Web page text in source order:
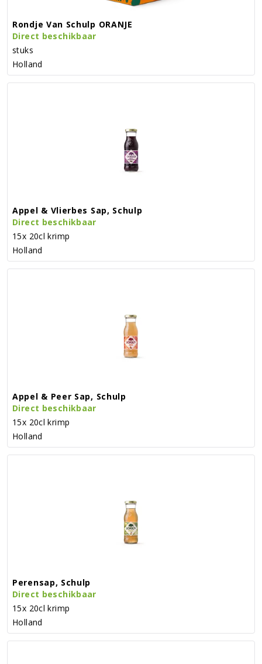
Rondje Van Schulp ORANJE
Direct beschikbaar
stuks
Holland
Appel & Vlierbes Sap, Schulp
Direct beschikbaar
15x 20cl krimp
Holland
Appel & Peer Sap, Schulp
Direct beschikbaar
15x 20cl krimp
Holland
Perensap, Schulp
Direct beschikbaar
15x 20cl krimp
Holland